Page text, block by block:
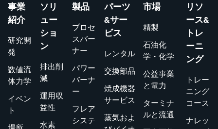
事業
紹介
研究開
発
数値流
体力学
イベン
ト
ソリ
ュー
ショ
ン
排出削
減
運用収
益性
水素
製品
プロセ
スバー
ナー
パワー
バーナ
ー
フレア
システ
パーツ
&サー
ビス
レンタル
交換部品
焼成機器
サービス
蒸気およ
市場
精製
石油化
学・化学
公益事業
と電力
ターミナ
ルと流通
リソ
ース&
トレ
ーニ
ング
トレー
ニング
コース
ナレッ